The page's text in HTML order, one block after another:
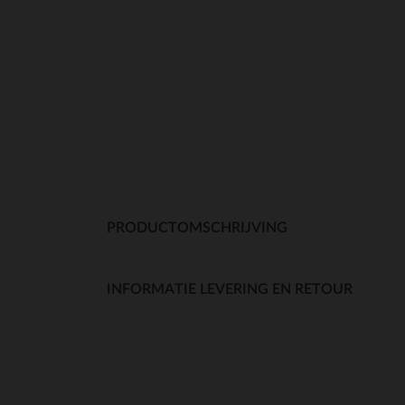
PRODUCTOMSCHRIJVING
INFORMATIE LEVERING EN RETOUR